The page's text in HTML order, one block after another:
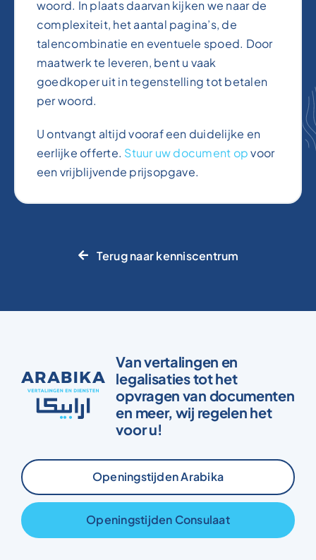
woord. In plaats daarvan kijken we naar de
complexiteit, het aantal pagina’s, de
talencombinatie en eventuele spoed. Door
maatwerk te leveren, bent u vaak
goedkoper uit in tegenstelling tot betalen
per woord.
U ontvangt altijd vooraf een duidelijke en
eerlijke offerte. Stuur uw document opvoor
een vrijblijvende prijsopgave.
Terug naar kenniscentrum
Van vertalingen en
legalisaties tot het
opvragen van documenten
en meer, wij regelen het
voor u!
Openingstijden Arabika
Openingstijden Consulaat